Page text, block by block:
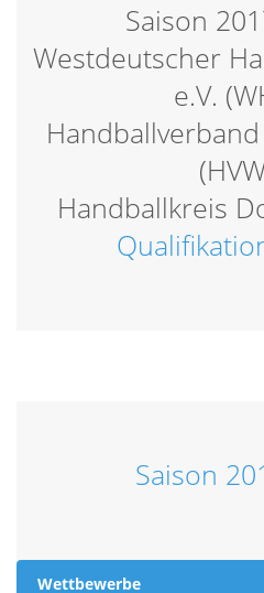
Saison
Westdeutscher
e.V.
Handballkreis
Saison
Wettbewerbe